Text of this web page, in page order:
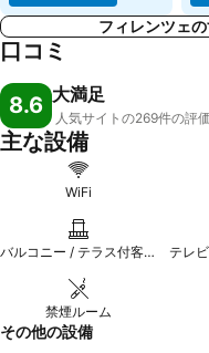
フィレンツェ
口コミ
8.6 大満足
人気サイトの269件の評
主な設備
WiFi
バルコニー / テラス付客室
禁煙ルーム
その他の設備